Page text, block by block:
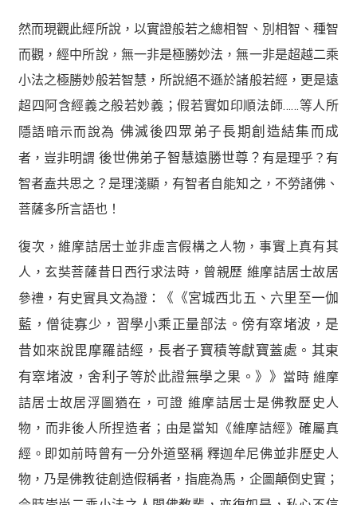
然而現觀此經所說，以實證般若之總相智、別相智、種智
而觀，經中所說，無一非是極勝妙法，無一非是超越二乘
小法之極勝妙般若智慧，所說絕不遜於諸般若經，更是遠
超四阿含經義之般若妙義；假若實如印順法師……等人所
隱語暗示而說為 佛滅後四眾弟子長期創造結集而成
者，豈非明謂 後世佛弟子智慧遠勝世尊？ 有是理乎？有
智者盍共思之？是理淺顯，有智者自能知之，不勞諸佛、
菩薩多所言語也！
復次，維摩詰居士並非虛言假構之人物，事實上真有其
人，玄奘菩薩昔日西行求法時，曾親歷 維摩詰居士故居
參禮，有史實具文為證：
《《宮城西北五、六里至一伽
藍，僧徒寡少，習學小乘正量部法。傍有窣堵波，是
昔如來說毘摩羅詰經，長者子寶積等獻寶蓋處。其東
有窣堵波，舍利子等於此證無學之果。》》 當時 維摩
詰居士故居浮圖猶在，可證 維摩詰居士是佛教歷史人
物，而非後人所捏造者；由是當知《維摩詰經》確屬真
經。即如前時曾有一分外道堅稱 釋迦牟尼佛並非歷史人
物，乃是佛教徒創造假稱者，指鹿為馬，企圖顛倒史實；